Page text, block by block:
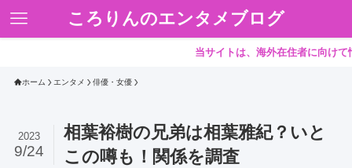
ころりんのエンタメブログ
当サイトは、海外在住者に向けて情報
ホーム エンタメ 俳優・女優
相葉裕樹の兄弟は相葉雅紀？いと
この噂も！関係を調査
2023
9/24